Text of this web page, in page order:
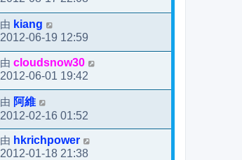
由 kiang
2012-06-19 12:59
由 cloudsnow30
2012-06-01 19:42
由 阿維
2012-02-16 01:52
由 hkrichpower
2012-01-18 21:38